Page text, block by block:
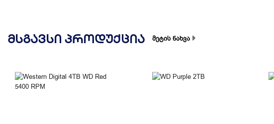
ᲛᲡᲒᲐᲕᲡᲘ ᲞᲠᲝᲓᲣᲥᲪᲘᲐ მეტის ნახვა